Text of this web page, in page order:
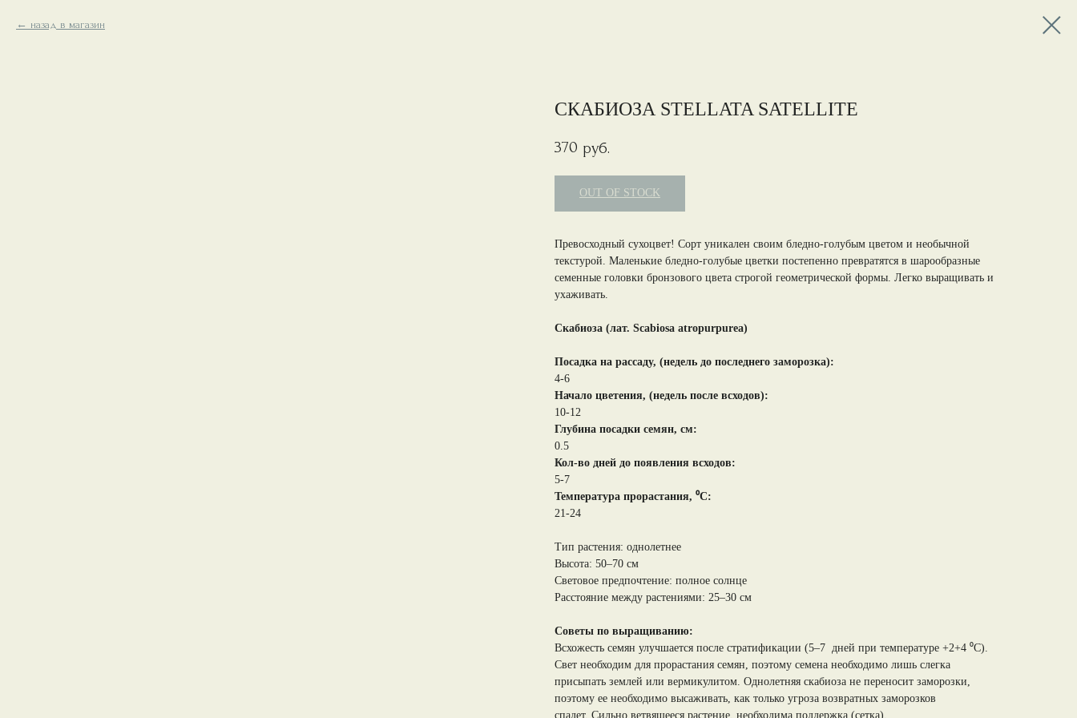
назад в магазин
СКАБИОЗА STELLATA SATELLITE
370 руб.
OUT OF STOCK
Превосходный сухоцвет! Сорт уникален своим бледно-голубым цветом и необычной
текстурой. Маленькие бледно-голубые цветки постепенно превратятся в шарообразные
семенные головки бронзового цвета строгой геометрической формы. Легко выращивать и
ухаживать.
Скабиоза (лат. Scabiosa atropurpurea)
Посадка на рассаду, (недель до последнего заморозка):
4-6
Начало цветения, (недель после всходов):
10-12
Глубина посадки семян, см:
0.5
Кол-во дней до появления всходов:
5-7
Температура прорастания, ⁰С:
21-24
Тип растения: однолетнее
Высота: 50–70 см
Световое предпочтение: полное солнце
Расстояние между растениями: 25–30 см
Советы по выращиванию:
Всхожесть семян улучшается после стратификации (5–7 дней при температуре +2+4 ⁰С).
Свет необходим для прорастания семян, поэтому семена необходимо лишь слегка
присыпать землей или вермикулитом. Однолетняя скабиоза не переносит заморозки,
поэтому ее необходимо высаживать, как только угроза возвратных заморозков
спадет. Сильно ветвящееся растение, необходима поддержка (сетка).